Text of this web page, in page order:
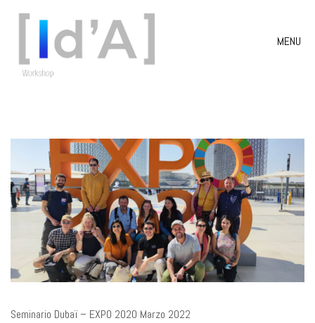
MENU
Seminario Dubaï – EXPO 2020 Marzo 2022